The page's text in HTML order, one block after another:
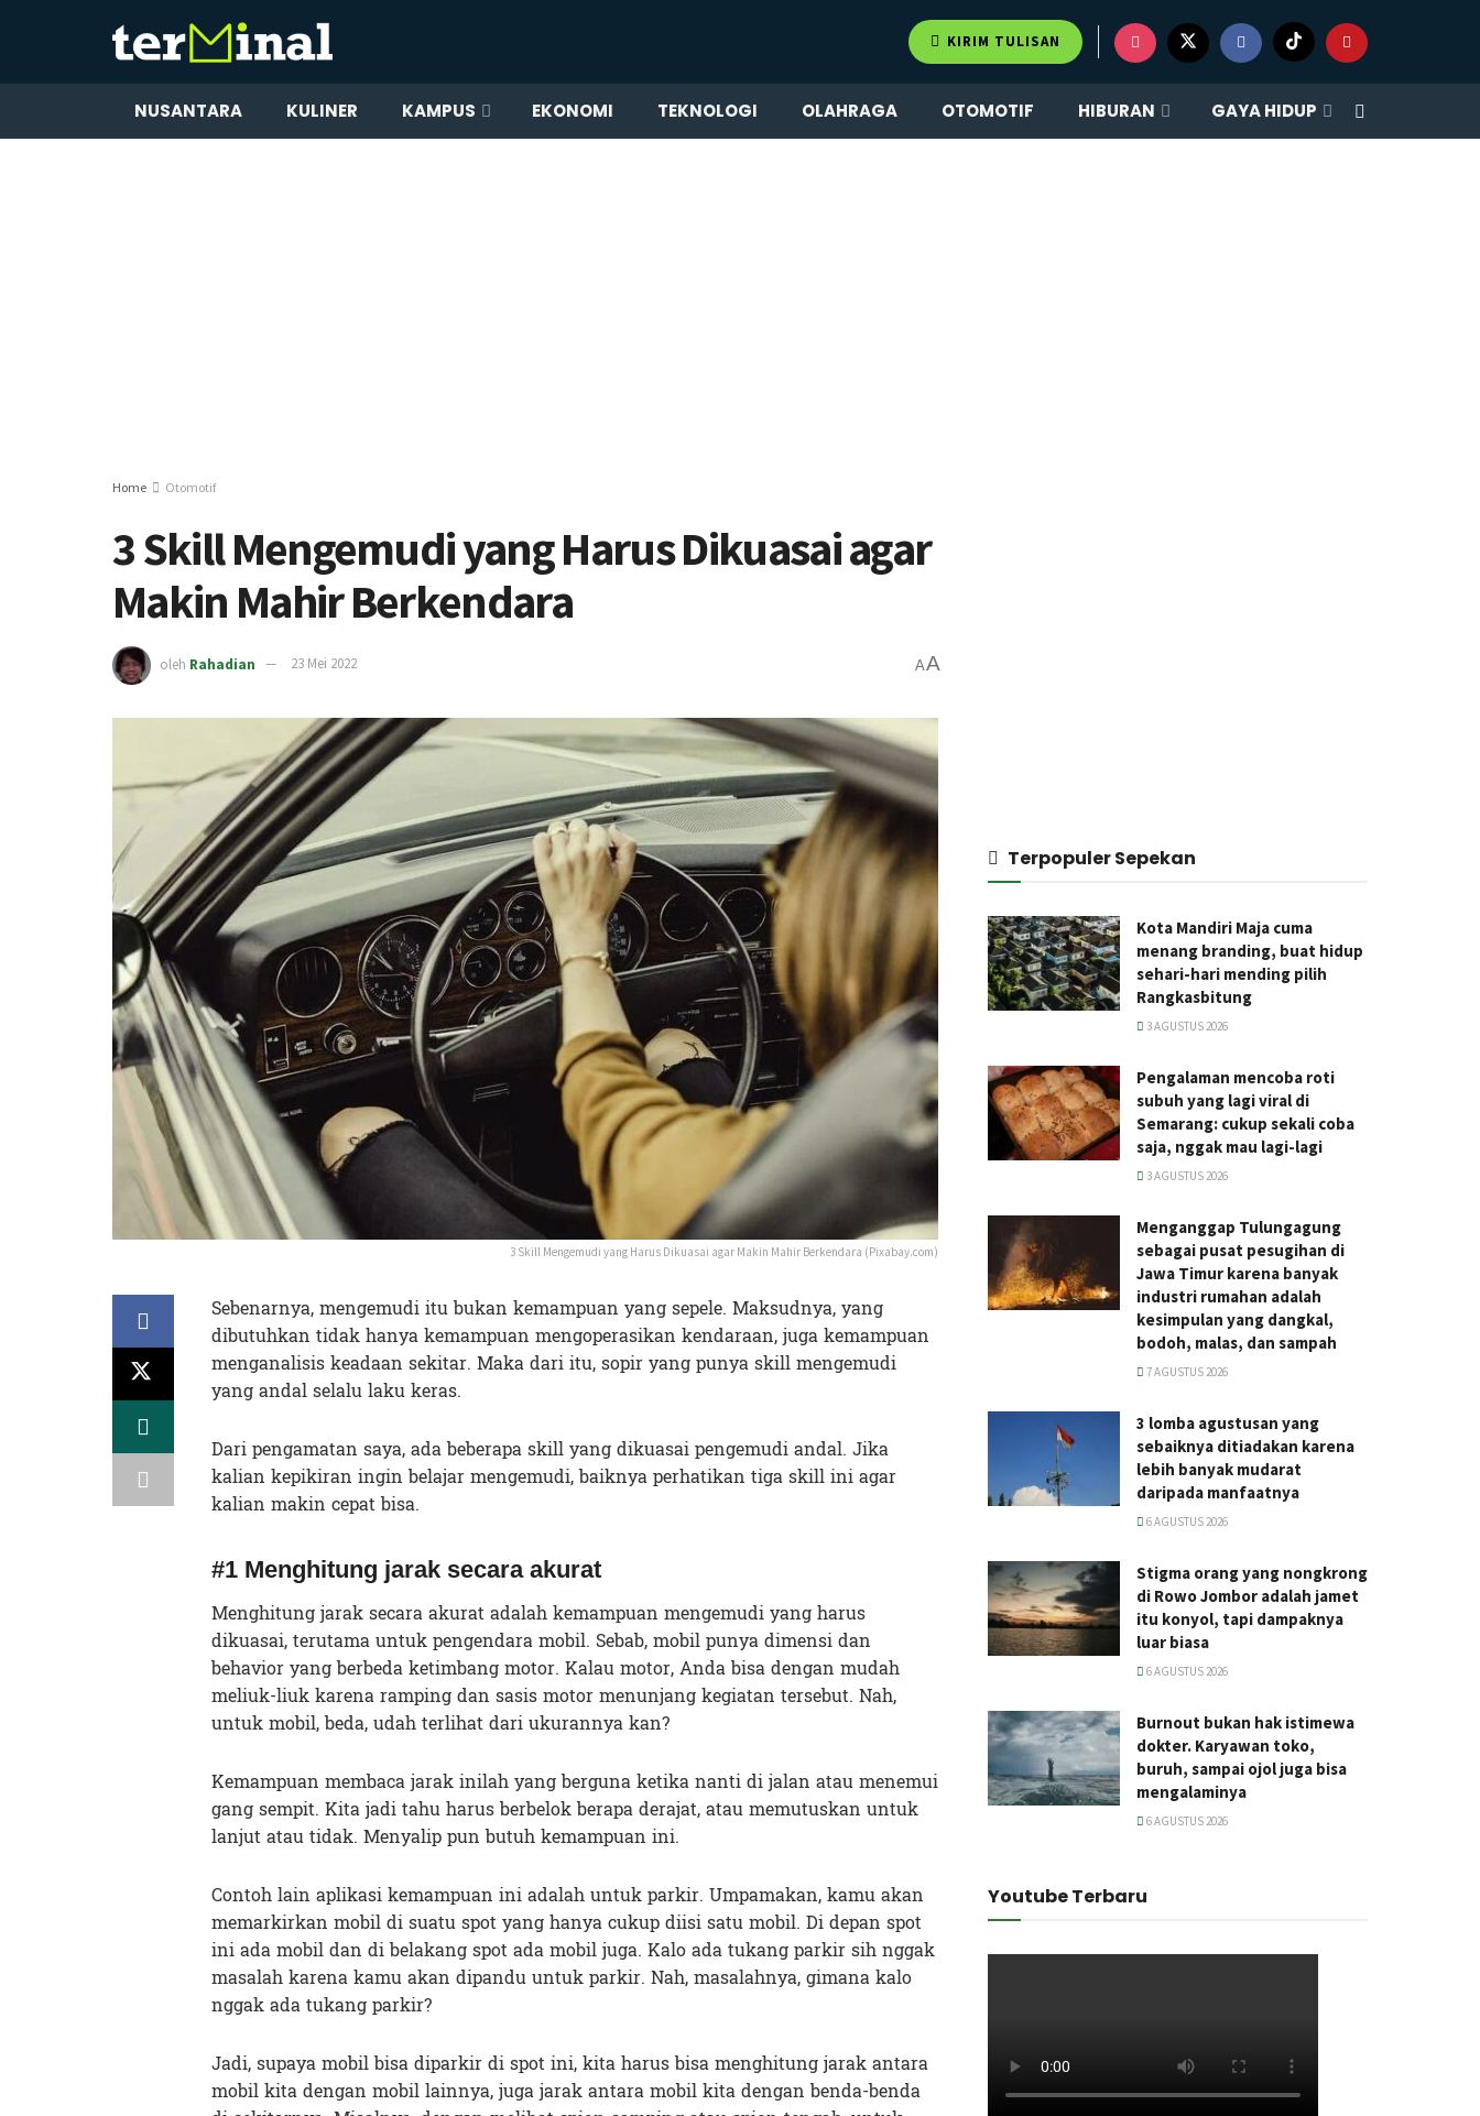
KIRIM TULISAN
NUSANTARA KULINER KAMPUS EKONOMI TEKNOLOGI OLAHRAGA OTOMOTIF HIBURAN GAYA HIDUP
Home Otomotif
3 Skill Mengemudi yang Harus Dikuasai agar
Makin Mahir Berkendara
oleh Rahadian 23 Mei 2022 AA
3 Skill Mengemudi yang Harus Dikuasai agar Makin Mahir Berkendara (Pixabay.com)
Sebenarnya, mengemudi itu bukan kemampuan yang sepele. Maksudnya, yang
dibutuhkan tidak hanya kemampuan mengoperasikan kendaraan, juga kemampuan
menganalisis keadaan sekitar. Maka dari itu, sopir yang punya skill mengemudi
yang andal selalu laku keras.
Dari pengamatan saya, ada beberapa skill yang dikuasai pengemudi andal. Jika
kalian kepikiran ingin belajar mengemudi, baiknya perhatikan tiga skill ini agar
kalian makin cepat bisa.
#1 Menghitung jarak secara akurat
Menghitung jarak secara akurat adalah kemampuan mengemudi yang harus
dikuasai, terutama untuk pengendara mobil. Sebab, mobil punya dimensi dan
behavior yang berbeda ketimbang motor. Kalau motor, Anda bisa dengan mudah
meliuk-liuk karena ramping dan sasis motor menunjang kegiatan tersebut. Nah,
untuk mobil, beda, udah terlihat dari ukurannya kan?
Kemampuan membaca jarak inilah yang berguna ketika nanti di jalan atau menemui
gang sempit. Kita jadi tahu harus berbelok berapa derajat, atau memutuskan untuk
lanjut atau tidak. Menyalip pun butuh kemampuan ini.
Contoh lain aplikasi kemampuan ini adalah untuk parkir. Umpamakan, kamu akan
memarkirkan mobil di suatu spot yang hanya cukup diisi satu mobil. Di depan spot
ini ada mobil dan di belakang spot ada mobil juga. Kalo ada tukang parkir sih nggak
masalah karena kamu akan dipandu untuk parkir. Nah, masalahnya, gimana kalo
nggak ada tukang parkir?
Jadi, supaya mobil bisa diparkir di spot ini, kita harus bisa menghitung jarak antara
mobil kita dengan mobil lainnya, juga jarak antara mobil kita dengan benda-benda
Terpopuler Sepekan
Kota Mandiri Maja cuma
menang branding, buat hidup
sehari-hari mending pilih
Rangkasbitung
3 AGUSTUS 2026
Pengalaman mencoba roti
subuh yang lagi viral di
Semarang: cukup sekali coba
saja, nggak mau lagi-lagi
3 AGUSTUS 2026
Menganggap Tulungagung
sebagai pusat pesugihan di
Jawa Timur karena banyak
industri rumahan adalah
kesimpulan yang dangkal,
bodoh, malas, dan sampah
7 AGUSTUS 2026
3 lomba agustusan yang
sebaiknya ditiadakan karena
lebih banyak mudarat
daripada manfaatnya
6 AGUSTUS 2026
Stigma orang yang nongkrong
di Rowo Jombor adalah jamet
itu konyol, tapi dampaknya
luar biasa
6 AGUSTUS 2026
Burnout bukan hak istimewa
dokter. Karyawan toko,
buruh, sampai ojol juga bisa
mengalaminya
6 AGUSTUS 2026
Youtube Terbaru